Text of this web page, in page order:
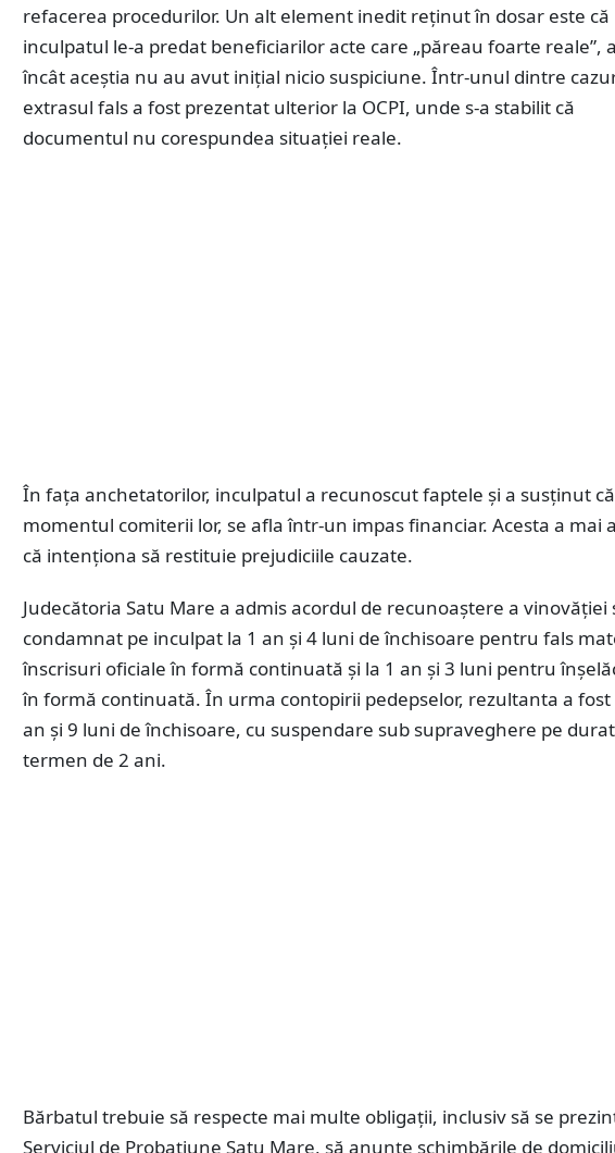
refacerea procedurilor. Un alt element inedit reținut în dosar este că
inculpatul le-a predat beneficiarilor acte care „păreau foarte reale”,
încât aceștia nu au avut inițial nicio suspiciune. Într-unul dintre
extrasul fals a fost prezentat ulterior la OCPI, unde s-a stabilit că
documentul nu corespundea situației reale.
În fața anchetatorilor, inculpatul a recunoscut faptele și a susținut
momentul comiterii lor, se afla într-un impas financiar. Acesta a mai
că intenționa să restituie prejudiciile cauzate.
Judecătoria Satu Mare a admis acordul de recunoaștere a vinovăției
condamnat pe inculpat la 1 an și 4 luni de închisoare pentru fals
înscrisuri oficiale în formă continuată și la 1 an și 3 luni pentru
în formă continuată. În urma contopirii pedepselor, rezultanta a fost
an și 9 luni de închisoare, cu suspendare sub supraveghere pe
termen de 2 ani.
Bărbatul trebuie să respecte mai multe obligații, inclusiv să se
Serviciul de Probațiune Satu Mare, să anunțe schimbările de